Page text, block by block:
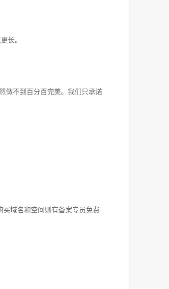
长。
做不到百分百完美。我们只承诺
域名和空间则有备案专员免费